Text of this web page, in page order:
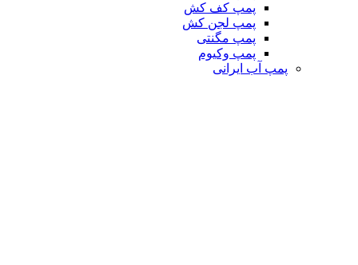
پمپ کف کش
پمپ لجن کش
پمپ مگنتی
پمپ وکیوم
پمپ آب ایرانی